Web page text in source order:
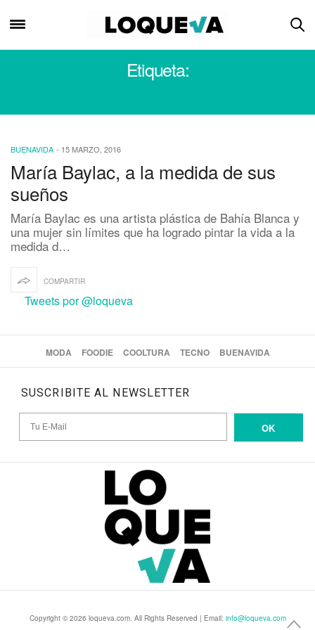
Etiqueta:
BUENAVIDA - 15 MARZO, 2016
María Baylac, a la medida de sus
sueños
María Baylac es una artista plástica de Bahía Blanca y
una mujer sin límites que ha logrado pintar la vida a la
medida d…
COMPARTIR
Tweets por @loqueva
MODA FOODIE COOLTURA TECNO BUENAVIDA
SUSCRIBITE AL NEWSLETTER
OK
Copyright © 2026 loqueva.com. All Rights Reserved | Email: info@loqueva.com